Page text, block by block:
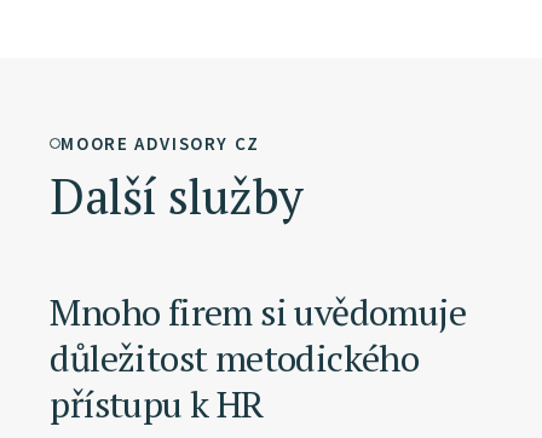
MOORE ADVISORY CZ
Další služby
Mnoho firem si uvědomuje
důležitost metodického
přístupu k HR